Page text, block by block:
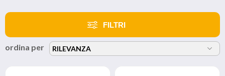
FILTRI
ordina per